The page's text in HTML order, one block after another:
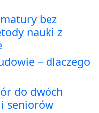
bez
nauki z
– dlaczego
do dwóch
seniorów